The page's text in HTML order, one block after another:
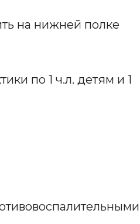
на нижней полке
по 1 ч.л. детям и 1